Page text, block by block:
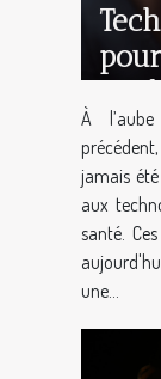
À
jamais
aux
santé.
une...